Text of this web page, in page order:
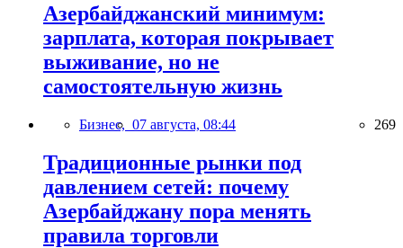
Азербайджанский минимум:
зарплата, которая покрывает
выживание, но не
самостоятельную жизнь
Бизнес, 07 августа, 08:44 269
Традиционные рынки под
давлением сетей: почему
Азербайджану пора менять
правила торговли